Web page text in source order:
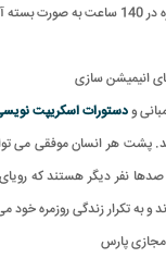
می گردد
انیمیشن سازی
ودستورات اسکریپت
پشت هر انسان موفقی می
نفر دیگر هستند که
به تکرار زندگی روزمره خود
پارس